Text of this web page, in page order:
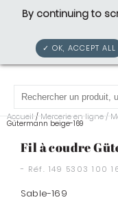
Accueil /Mercerie en ligne/
Gütermann beige-169
Fil à coudre
- Réf. 149 5303 100
Sable-169
By continuing to
✓ OK, ACCEPT ALL